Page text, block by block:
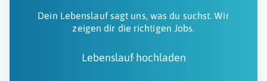
Dein Lebenslauf sagt uns, was du suchst. Wir
zeigen dir die richtigen Jobs.
Lebenslauf hochladen